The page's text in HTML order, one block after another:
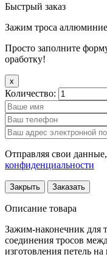
Быстрый заказ
Зажим троса
Просто заполните
оработку!
x
Количество:
Отправляя свои
конфиденциальности
Закрыть Заказать
Описание товара
Зажим-наконечник для
соединения тросов
изготовления петель на